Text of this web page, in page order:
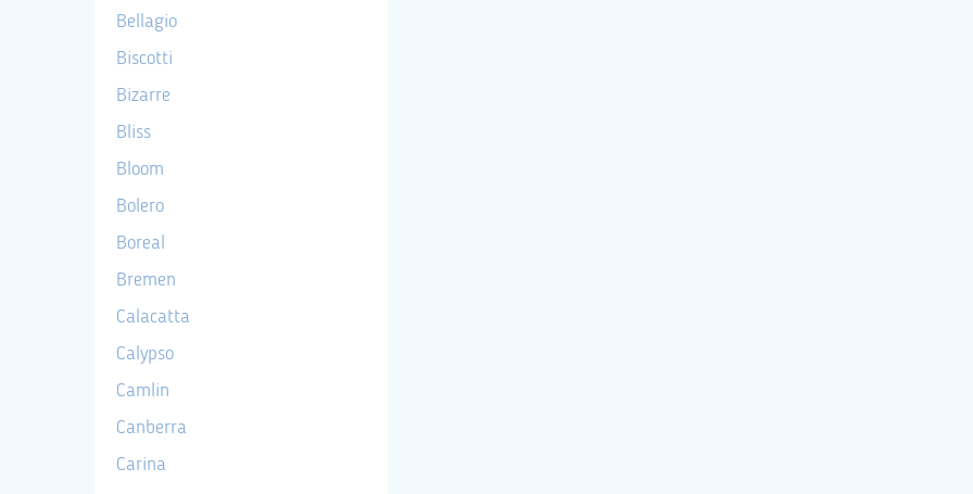
Bellagio
Biscotti
Bizarre
Bliss
Bloom
Bolero
Boreal
Bremen
Calacatta
Calypso
Camlin
Canberra
Carina